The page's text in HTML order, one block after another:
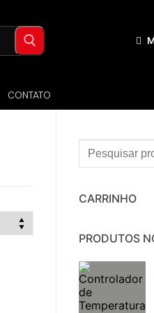
CONTATO
Procurar:
CARRINHO
PRODUTOS